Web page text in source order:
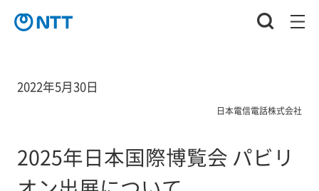
2022年5月30日
日本電信電話株式会社
2025年日本国際博覧会 パビリ